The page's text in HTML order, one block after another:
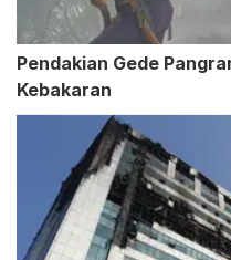
Pendakian Gede
Kebakaran